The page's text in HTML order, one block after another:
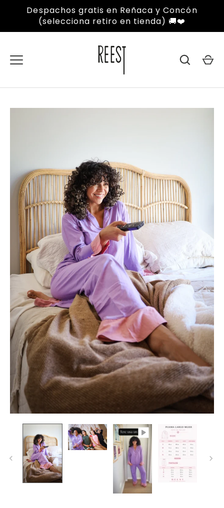
Despachos gratis en Reñaca y Concón
(selecciona retiro en tienda) 🚚❤️